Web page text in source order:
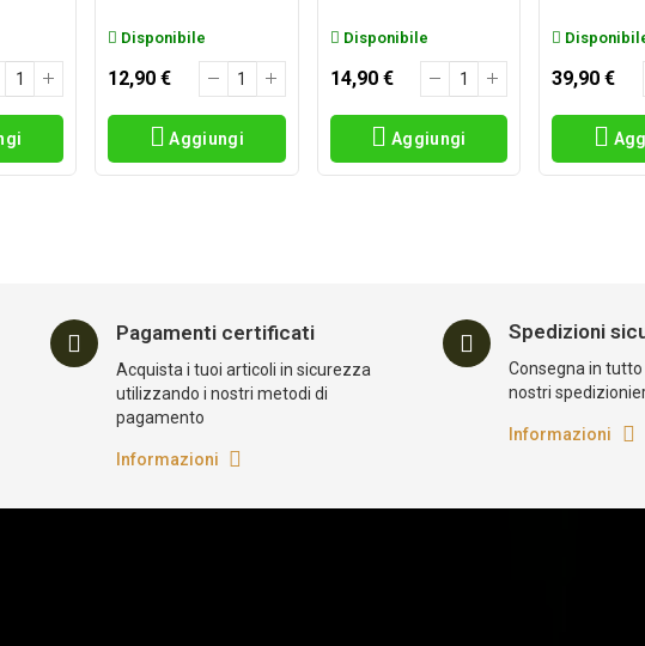
Disponibile
12,90 €
Aggiungi
Disponibile
14,90 €
Aggiungi
39,90 €
Pagamenti certificati
Acquista i tuoi articoli in sicurezza
utilizzando i nostri metodi di
pagamento
Informazioni
Spedizioni
Consegna in
nostri
Informazioni